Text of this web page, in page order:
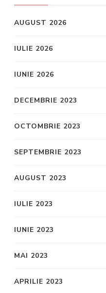
AUGUST 2026
IULIE 2026
IUNIE 2026
DECEMBRIE 2023
OCTOMBRIE 2023
SEPTEMBRIE 2023
AUGUST 2023
IULIE 2023
IUNIE 2023
MAI 2023
APRILIE 2023